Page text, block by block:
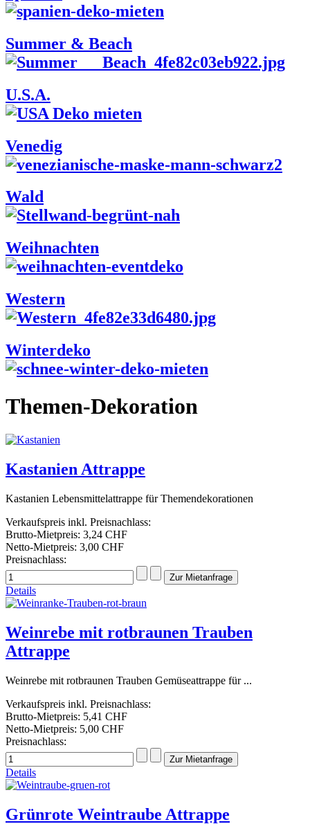
Summer & Beach
U.S.A.
Venedig
Wald
Weihnachten
Western
Winterdeko
Themen-Dekoration
Kastanien Attrappe
Kastanien Lebensmittelattrappe für Themendekorationen
Verkaufspreis inkl. Preisnachlass:
Brutto-Mietpreis: 3,24 CHF
Netto-Mietpreis: 3,00 CHF
Preisnachlass:
Details
Weinrebe mit rotbraunen Trauben
Attrappe
Weinrebe mit rotbraunen Trauben Gemüseattrappe für ...
Verkaufspreis inkl. Preisnachlass:
Brutto-Mietpreis: 5,41 CHF
Netto-Mietpreis: 5,00 CHF
Preisnachlass:
Details
Grünrote Weintraube Attrappe